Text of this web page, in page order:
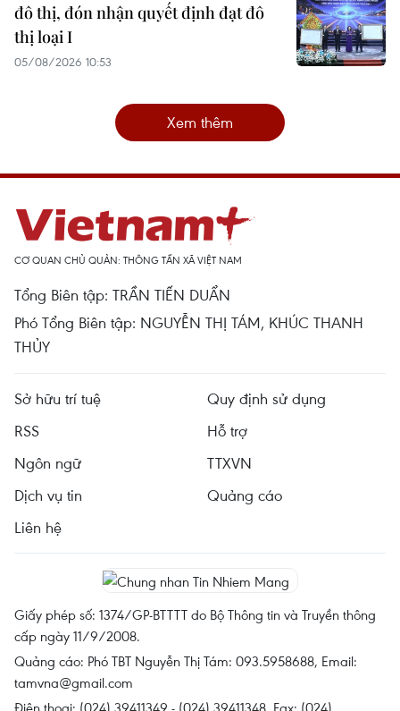
đô thị, đón nhận quyết định đạt đô
thị loại I
05/08/2026 10:53
Xem thêm
CƠ QUAN CHỦ QUẢN: THÔNG TẤN XÃ VIỆT NAM
Tổng Biên tập: TRẦN TIẾN DUẨN
Phó Tổng Biên tập: NGUYỄN THỊ TÁM, KHÚC THANH
THỦY
Sở hữu trí tuệ
Quy định sử dụng
RSS
Hỗ trợ
Ngôn ngữ
TTXVN
Dịch vụ tin
Quảng cáo
Liên hệ
Giấy phép số: 1374/GP-BTTTT do Bộ Thông tin và Truyền thông
cấp ngày 11/9/2008.
Quảng cáo: Phó TBT Nguyễn Thị Tám: 093.5958688, Email:
tamvna@gmail.com